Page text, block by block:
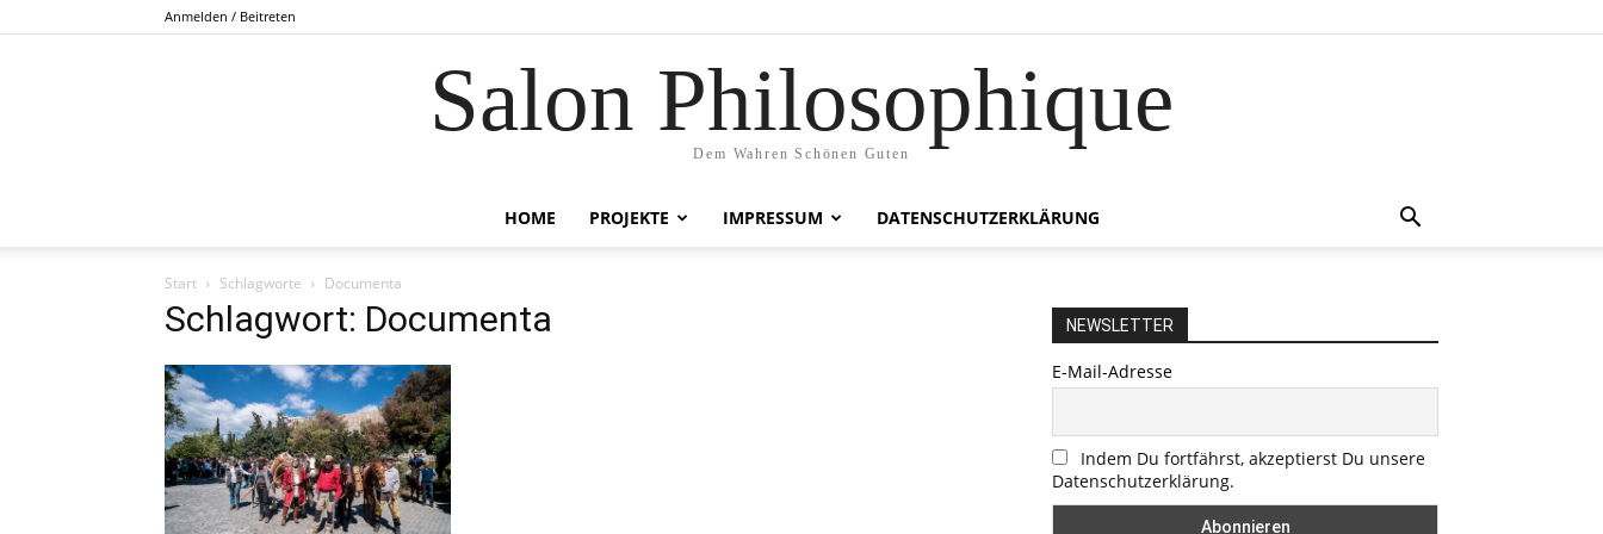
Anmelden / Beitreten
Salon Philosophique
Dem Wahren Schönen Guten
HOME PROJEKTE IMPRESSUM DATENSCHUTZERKLÄRUNG
Start Schlagworte Documenta
Schlagwort: Documenta NEWSLETTER
E-Mail-Adresse
Indem Du fortfährst, akzeptierst Du unsere
Datenschutzerklärung.